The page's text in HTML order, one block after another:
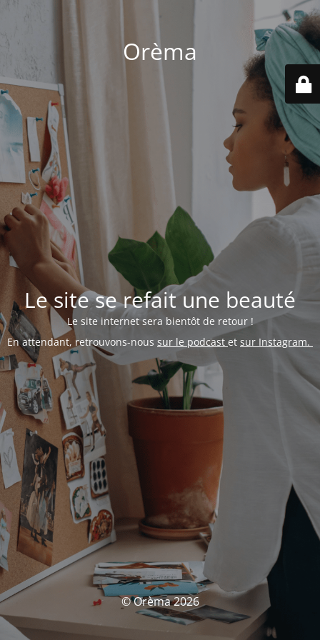
Orèma
Le site se refait une beauté
Le site internet sera bientôt de retour !
En attendant, retrouvons-nous sur le podcast et sur Instagram.
© Orèma 2026